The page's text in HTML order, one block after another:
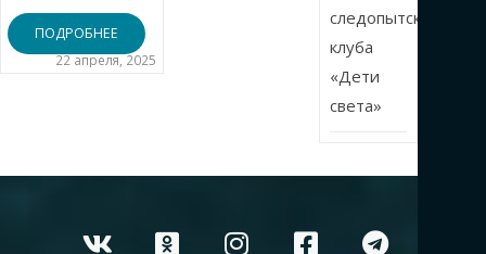
ПОДРОБНЕЕ
22 апреля, 2025
следопытского
клуба
«Дети
света»